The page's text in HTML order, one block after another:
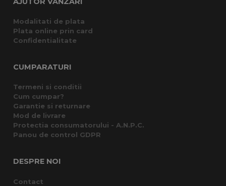
Modalitati de plata
Plata online prin card
Confidentialitate
CUMPARATURI
Termeni si conditii
Cum cumpar?
Garantie si returnare
Mod de livrare
Protectia consumatorului - A.N.P.C.
Panou de control GDPR
DESPRE NOI
Contact